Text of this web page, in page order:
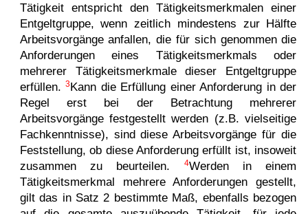
Tätigkeit entspricht den Tätigkeitsmerkmalen einer
Entgeltgruppe, wenn zeitlich mindestens zur Hälfte
Arbeitsvorgänge anfallen, die für sich genommen die
Anforderungen eines Tätigkeitsmerkmals oder
mehrerer Tätigkeitsmerkmale dieser Entgeltgruppe
erfüllen.3Kann die Erfüllung einer Anforderung in der
Regel erst bei der Betrachtung mehrerer
Arbeitsvorgänge festgestellt werden (z.B. vielseitige
Fachkenntnisse), sind diese Arbeitsvorgänge für die
Feststellung, ob diese Anforderung erfüllt ist, insoweit
zusammen zu beurteilen.
4Werden in einem
Tätigkeitsmerkmal mehrere Anforderungen gestellt,
gilt das in Satz 2 bestimmte Maß, ebenfalls bezogen